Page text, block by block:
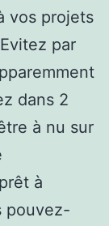
vos projets
par
dans 2
à nu sur
à
pouvez-